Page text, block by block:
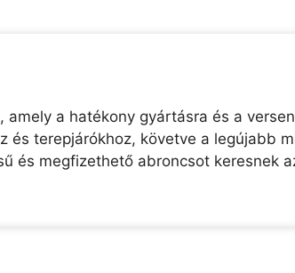
a hatékony gyártásra és a
és terepjárókhoz, követve a legújabb
és megfizethető abroncsot keresnek